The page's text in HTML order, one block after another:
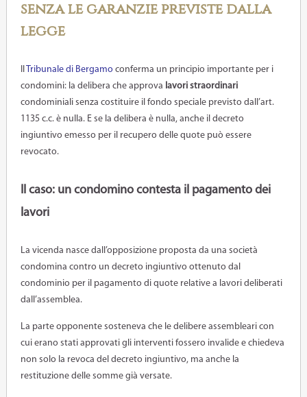
senza le garanzie previste dalla
legge
Tribunale di Bergamo conferma un principio importante per i
condomini: la delibera che approva lavori straordinari
condominiali senza costituire il fondo speciale previsto dall’art.
1135 c.c. è nulla. E se la delibera è nulla, anche il decreto
ingiuntivo emesso per il recupero delle quote può essere
revocato.
Il caso: un condomino contesta il pagamento dei
lavori
La vicenda nasce dall’opposizione proposta da una società
condomina contro un decreto ingiuntivo ottenuto dal
condominio per il pagamento di quote relative a lavori deliberati
dall’assemblea.
La parte opponente sosteneva che le delibere assembleari con
cui erano stati approvati gli interventi fossero invalide e chiedeva
non solo la revoca del decreto ingiuntivo, ma anche la
restituzione delle somme già versate.